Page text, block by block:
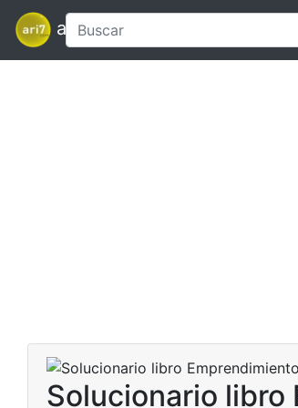
ari7
Solucionario libro